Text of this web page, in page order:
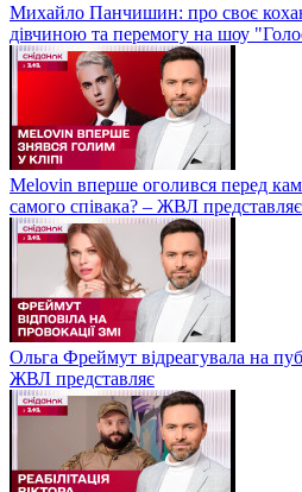
Михайло Панчишин: про своє
дівчиною та перемогу на шоу
Melovin вперше оголився перед
самого співака? – ЖВЛ представляє
Ольга Фреймут відреагувала на
ЖВЛ представляє